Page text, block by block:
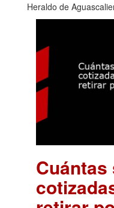
Heraldo de
Cuántas